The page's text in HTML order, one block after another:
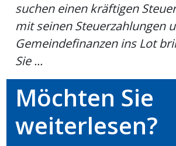
suchen einen kräftigen
mit seinen Steuerzahlungen
Gemeindefinanzen ins Lot
Sie ...
Möchten Sie
weiterlesen?